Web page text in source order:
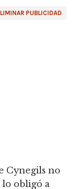
PUBLICIDAD
Cynegils no
obligó a